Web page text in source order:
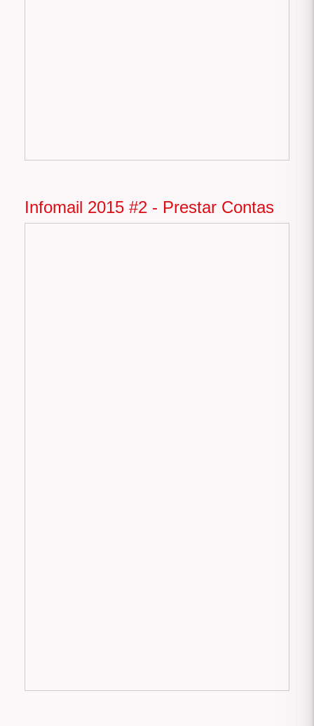
Infomail 2015 #2 - Prestar Contas